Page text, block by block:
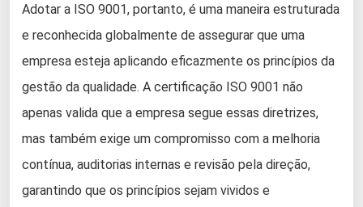
Adotar a ISO 9001, portanto, é uma maneira estruturada
e reconhecida globalmente de assegurar que uma
empresa esteja aplicando eficazmente os princípios da
gestão da qualidade. A certificação ISO 9001 não
apenas valida que a empresa segue essas diretrizes,
mas também exige um compromisso com a melhoria
contínua, auditorias internas e revisão pela direção,
garantindo que os princípios sejam vividos e